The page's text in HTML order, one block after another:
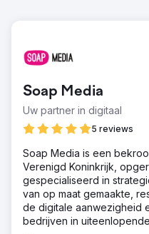
Soap Media
Uw partner in digitaal
5 reviews
Soap Media is een
Verenigd Koninkrijk,
gespecialiseerd in
van op maat gemaakte,
de digitale aanwezigheid
bedrijven in